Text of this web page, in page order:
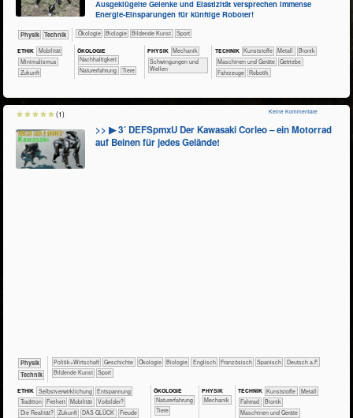
Ausgeklügelte Gelenke und Elastizität versprechen immense
Energie-Einsparungen für künftige Roboter!
​​​​​​Physik ​Technik ​​​​​​​​Ökologie ​​​​​​​Biologie Bildende Kunst Sport
ETHIK ​​​Mobilität
​​Minimalismus
​Zukunft
ÖKO​LOGIE
​​​​​​​​​​​​​​​Nachhaltigkeit
​​​​​​​​​​​​​Naturerfahrung
​​​​​​​​Tiere
PHY​SIK ​​​Mechanik
​Schwingungen und
Wellen
TECH​NIK ​​​​​​​​Kunststoffe ​​​​​​​​Metall
​​​​​​Bionik
​​​​Maschinen und Geräte
​​Getriebe
​Fahrzeuge
Robotik
>> ▶ 3´ DEFSpmxU Der Kawasaki Corleo – ein Motorrad
auf Beinen für jedes Gelände!
​​​​​​Physik
​Technik
​​​​​​​​​Politik+​Wirtschaft ​​​​​​​​Geschichte ​​​​​​​​Ökologie ​​​​​​​Biologie ​​​​Englisch ​​​​Französisch ​​​​Spanisch
​​​Deutsch a.F.
Bildende Kunst
Sport
ETHIK ​​​​​​​​​​​​​​​​​​​​​​​​​​​​​​​​​​​​​​​​Selbst­verwirklichung
​​​​​​​​​​​​​Entspannung
​​​​​​​​​​​Tradition
​​​Freiheit ​​​Mobilität
​​Vorbilder?
​Die Realität?
​Zukunft DAS GLÜCK
Freude
ÖKO​LOGIE
​​​​​​​​​​​​​Naturerfahrung
​​​​​​​​Tiere
PHY​SIK
​​​Mechanik
TECH​NIK ​​​​​​​​Kunststoffe
​​​​​​​​Metall
​​​​​​​Fahrrad
​​​​​​Bionik
​​​​Maschinen und Geräte
Keine Kommentare
(1)